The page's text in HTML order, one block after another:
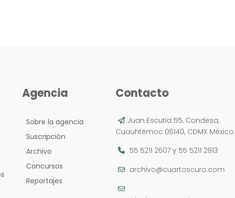
Agencia
Sobre la agencia
Suscripción
Archivo
Concursos
Reportajes
Contacto
Juan Escutia 55, Condesa,
Cuauhtémoc 06140, CDMX México.
55 5211 2607y 55 5211 2913
archivo@cuartoscuro.com